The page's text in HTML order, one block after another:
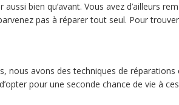
bien qu’avant. Vous avez d’ailleurs
pas à réparer tout seul. Pour
avons des techniques de
pour une seconde chance de vie à